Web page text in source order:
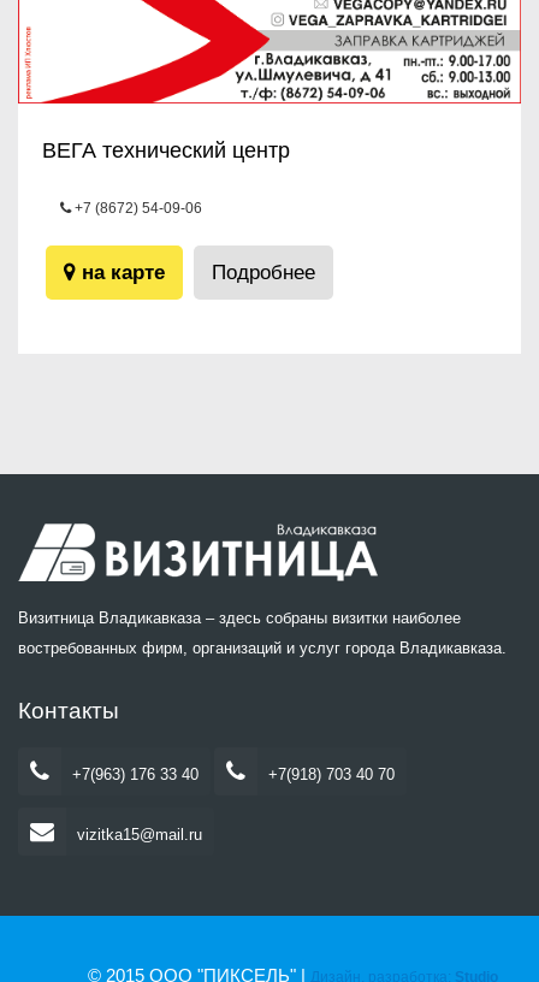
ВЕГА технический центр
+7 (8672) 54-09-06
на карте Подробнее
Визитница Владикавказа – здесь собраны визитки наиболее
востребованных фирм, организаций и услуг города Владикавказа.
Контакты
+7(963) 176 33 40 +7(918) 703 40 70
vizitka15@mail.ru
© 2015 ООО "ПИКСЕЛЬ" | Дизайн, разработка: Studio